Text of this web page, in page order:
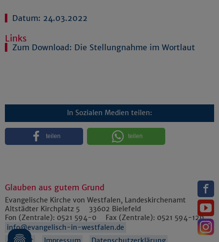
Datum: 24.03.2022
Links
Zum Download: Die Stellungnahme im Wortlaut
In Sozialen Medien teilen:
teilen teilen
Glauben aus gutem Grund
Evangelische Kirche von Westfalen, Landeskirchenamt
Altstädter Kirchplatz 5
33602 Bielefeld
Fon (Zentrale): 0521 594-0 Fax (Zentrale): 0521 594-129
info@evangelisch-in-westfalen.de